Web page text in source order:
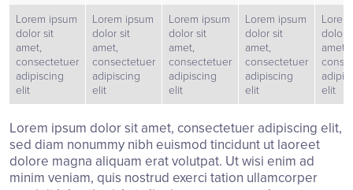
Lorem ipsum
dolor sit
amet,
consectetuer
adipiscing
elit
Lorem ipsum
dolor sit
amet,
consectetuer
adipiscing
elit
Lorem ipsum
dolor sit
amet,
consectetuer
adipiscing
elit
Lorem ipsum
dolor sit
amet,
consectetuer
adipiscing
elit
dolor
amet,
elit
Lorem ipsum dolor sit amet, consectetuer adipiscing elit,
sed diam nonummy nibh euismod tincidunt ut laoreet
dolore magna aliquam erat volutpat. Ut wisi enim ad
minim veniam, quis nostrud exerci tation ullamcorper